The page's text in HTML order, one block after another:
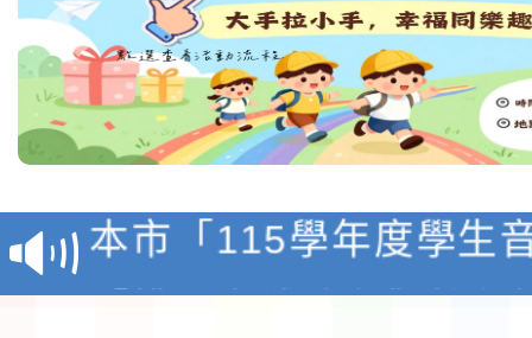
檢送「桃園市115學年
賽實施要點」1份
本市「115學年度學生
程安排一案
「桃園市補助參觀特色